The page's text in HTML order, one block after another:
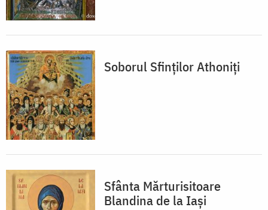
Soborul Sfinților Athoniți
Sfânta Mărturisitoare
Blandina de la Iași